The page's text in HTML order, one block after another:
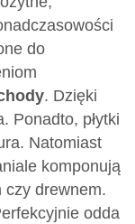
do
. Dzięki
Ponadto, płytki
Natomiast
komponują
czy drewnem.
odda